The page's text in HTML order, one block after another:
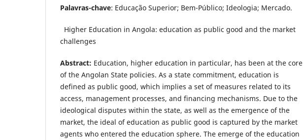
Palavras-chave: Educação Superior; Bem-Público; Ideologia; Mercado.
Higher Education in Angola: education as public good and the market
challenges
Abstract: Education, higher education in particular, has been at the core
of the Angolan State policies. As a state commitment, education is
defined as public good, which implies a set of measures related to its
access, management processes, and financing mechanisms. Due to the
ideological disputes within the state, as well as the emergence of the
market, the ideal of education as public good is captured by the market
agents who entered the education sphere. The emerge of the education